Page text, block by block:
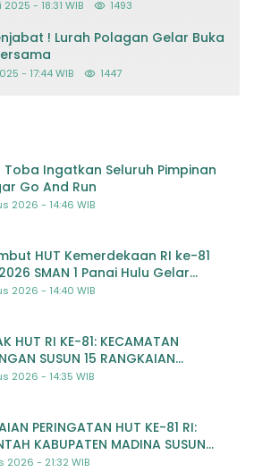
2025 - 18:31 WIB 1493
! Lurah Polagan Gelar Buka
- 17:44 WIB 1447
Ingatkan Seluruh Pimpinan
Go And Run
2026 - 14:46 WIB
HUT Kemerdekaan RI ke-81
SMAN 1 Panai Hulu Gelar
Lomba Meriah
2026 - 14:40 WIB
HUT RI KE-81: KECAMATAN
SUSUN 15 RANGKAIAN
MERIAH
2026 - 14:35 WIB
PERINGATAN HUT KE-81 RI:
KABUPATEN MADINA SUSUN
KEGIATAN MERIAH DAN BERMAKNA
2026 - 21:32 WIB